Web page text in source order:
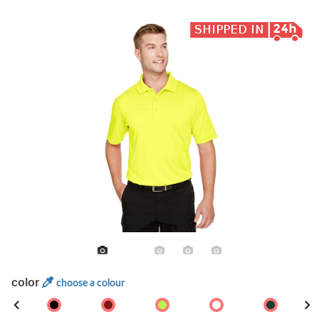
color choose a colour